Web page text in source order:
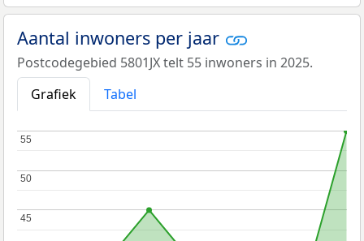
Aantal inwoners per jaar
Postcodegebied 5801JX telt 55 inwoners in 2025.
Grafiek
Tabel
45
45
50
50
55
55